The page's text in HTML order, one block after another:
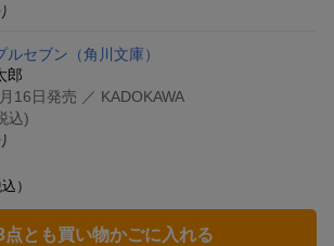
ルセブン （角川文庫）
郎
16日発売 ／ KADOKAWA
込)
）
点とも買い物かごに入れる